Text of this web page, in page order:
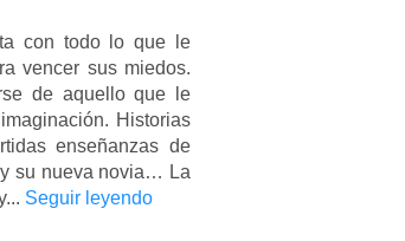
con todo lo que le
vencer sus miedos.
de aquello que le
Historias
enseñanzas de
su nueva novia… La
Seguir leyendo